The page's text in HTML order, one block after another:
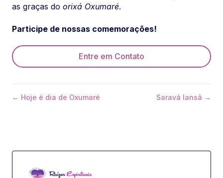
as graças do orixá Oxumaré.
Participe de nossas comemorações!
Entre em Contato
← Hoje é dia de Oxumaré Saravá Iansã →